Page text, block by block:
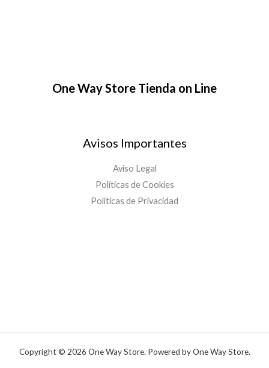
One Way Store Tienda on Line
Avisos Importantes
Aviso Legal
Políticas de Cookies
Políticas de Privacidad
Copyright © 2026 One Way Store. Powered by One Way Store.